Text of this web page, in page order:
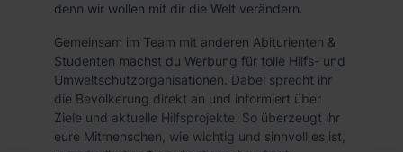
denn wir wollen mit dir die Welt verändern.
Gemeinsam im Team mit anderen Abiturienten &
Studenten machst du Werbung für tolle Hilfs- und
Umweltschutzorganisationen. Dabei sprecht ihr
die Bevölkerung direkt an und informiert über
Ziele und aktuelle Hilfsprojekte. So überzeugt ihr
eure Mitmenschen, wie wichtig und sinnvoll es ist,